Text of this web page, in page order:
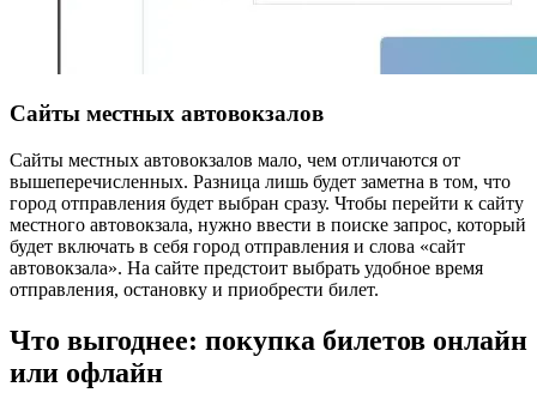
Сайты местных автовокзалов
Сайты местных автовокзалов мало, чем отличаются от
вышеперечисленных. Разница лишь будет заметна в том, что
город отправления будет выбран сразу. Чтобы перейти к сайту
местного автовокзала, нужно ввести в поиске запрос, который
будет включать в себя город отправления и слова «сайт
автовокзала». На сайте предстоит выбрать удобное время
отправления, остановку и приобрести билет.
Что выгоднее: покупка билетов онлайн
или офлайн